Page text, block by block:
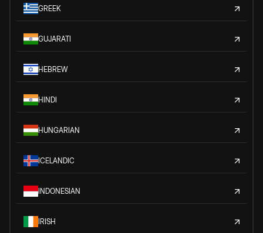
GREEK
GUJARATI
HEBREW
HINDI
HUNGARIAN
ICELANDIC
INDONESIAN
IRISH